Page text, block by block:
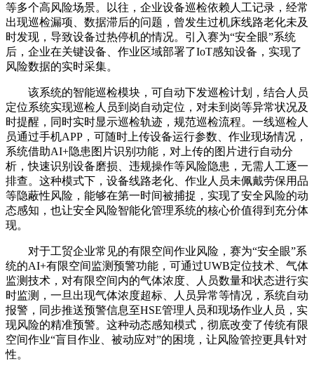
等多个高风险场景。以往，企业设备巡检依赖人工记录，经常
出现巡检漏项、数据滞后的问题，曾发生过机床线路老化未及
时发现，导致设备过热停机的情况。引入赛为“安全眼”系统
后，企业在关键设备、作业区域部署了IoT感知设备，实现了
风险数据的实时采集。
该系统的智能巡检模块，可自动下发巡检计划，结合人员
定位系统实现巡检人员到岗自动定位，对未到岗等异常状况及
时提醒，同时实时显示巡检轨迹，规范巡检流程。一线巡检人
员通过手机APP，可随时上传设备运行参数、作业现场情况，
系统借助AI+隐患图片识别功能，对上传的图片进行自动分
析，快速识别设备磨损、违规操作等风险隐患，无需人工逐一
排查。这种模式下，设备线路老化、作业人员未佩戴劳保用品
等隐蔽性风险，能够在第一时间被捕捉，实现了安全风险的动
态感知，也让安全风险智能化管理系统的核心价值得到充分体
现。
对于工贸企业常见的有限空间作业风险，赛为“安全眼”系
统的AI+有限空间监测预警功能，可通过UWB定位技术、气体
监测技术，对有限空间内的气体浓度、人员数量和状态进行实
时监测，一旦出现气体浓度超标、人员异常等情况，系统自动
报警，同步推送预警信息至HSE管理人员和现场作业人员，实
现风险的精准预警。这种动态感知模式，彻底改变了传统有限
空间作业“盲目作业、被动应对”的困境，让风险管控更具针对
性。